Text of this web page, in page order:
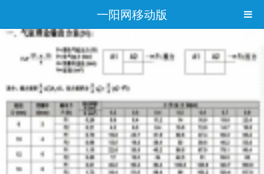
一阳网移动版